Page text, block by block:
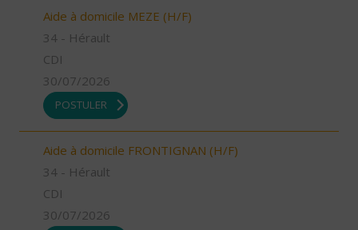
Aide à domicile MEZE (H/F)
34 - Hérault
CDI
30/07/2026
POSTULER
Aide à domicile FRONTIGNAN (H/F)
34 - Hérault
CDI
30/07/2026